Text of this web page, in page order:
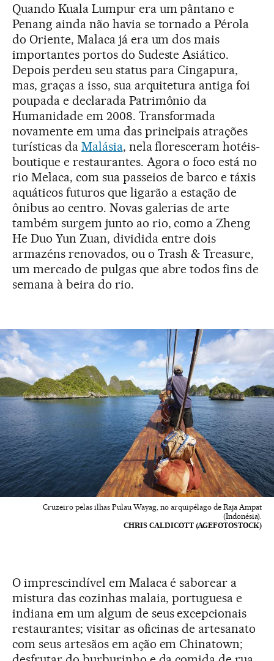
Quando Kuala Lumpur era um pântano e
Penang ainda não havia se tornado a Pérola
do Oriente, Malaca já era um dos mais
importantes portos do Sudeste Asiático.
Depois perdeu seu status para Cingapura,
mas, graças a isso, sua arquitetura antiga foi
poupada e declarada Patrimônio da
Humanidade em 2008. Transformada
novamente em uma das principais atrações
turísticas da Malásia, nela floresceram hotéis-
boutique e restaurantes. Agora o foco está no
rio Melaca, com sua passeios de barco e táxis
aquáticos futuros que ligarão a estação de
ônibus ao centro. Novas galerias de arte
também surgem junto ao rio, como a Zheng
He Duo Yun Zuan, dividida entre dois
armazéns renovados, ou o Trash & Treasure,
um mercado de pulgas que abre todos fins de
semana à beira do rio.
Cruzeiro pelas ilhas Pulau Wayag, no arquipélago de Raja Ampat
(Indonésia).
CHRIS CALDICOTT (AGEFOTOSTOCK)
O imprescindível em Malaca é saborear a
mistura das cozinhas malaia, portuguesa e
indiana em um algum de seus excepcionais
restaurantes; visitar as oficinas de artesanato
com seus artesãos em ação em Chinatown;